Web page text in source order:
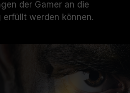
werden können.
dass Ihr Motherboard
nicht die angegebene
werden unter
der Gamer an die
werden können.